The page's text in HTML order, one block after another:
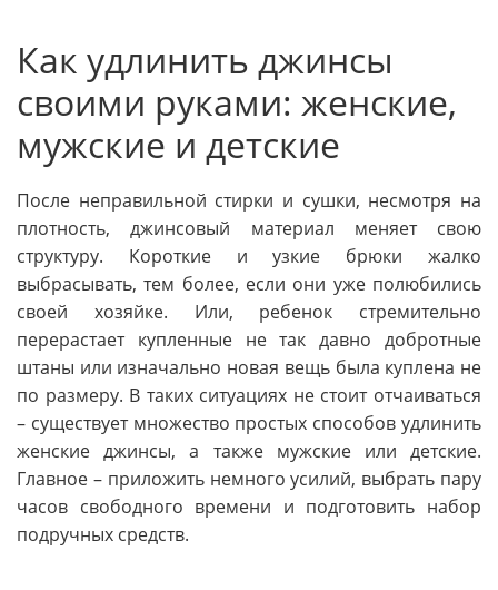
Как удлинить джинсы
своими руками: женские,
мужские и детские
После неправильной стирки и сушки, несмотря на
плотность, джинсовый материал меняет свою
структуру. Короткие и узкие брюки жалко
выбрасывать, тем более, если они уже полюбились
своей хозяйке. Или, ребенок стремительно
перерастает купленные не так давно добротные
штаны или изначально новая вещь была куплена не
по размеру. В таких ситуациях не стоит отчаиваться
– существует множество простых способов удлинить
женские джинсы, а также мужские или детские.
Главное – приложить немного усилий, выбрать пару
часов свободного времени и подготовить набор
подручных средств.